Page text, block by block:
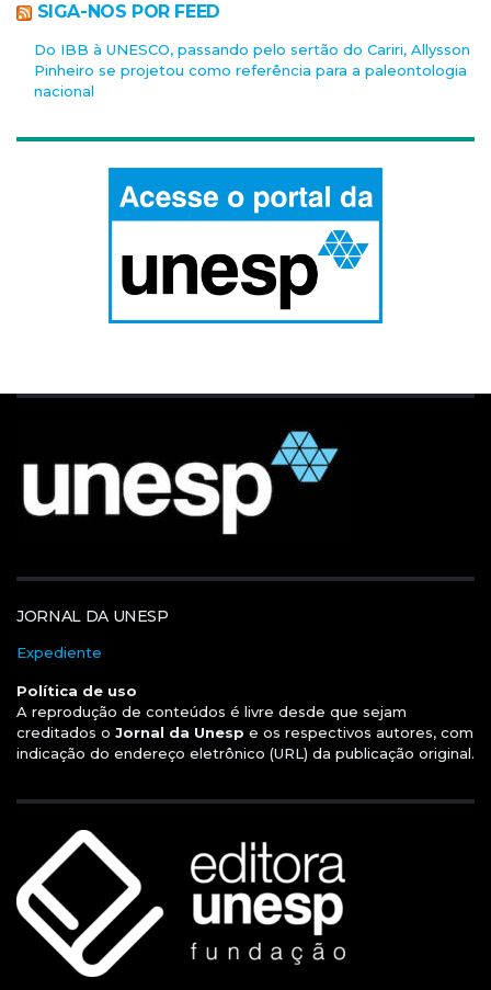
SIGA-NOS POR FEED
Do IBB à UNESCO, passando pelo sertão do Cariri, Allysson
Pinheiro se projetou como referência para a paleontologia
nacional
JORNAL DA UNESP
Expediente
Política de uso
A reprodução de conteúdos é livre desde que sejam
creditados o Jornal da Unesp e os respectivos autores, com
indicação do endereço eletrônico (URL) da publicação original.